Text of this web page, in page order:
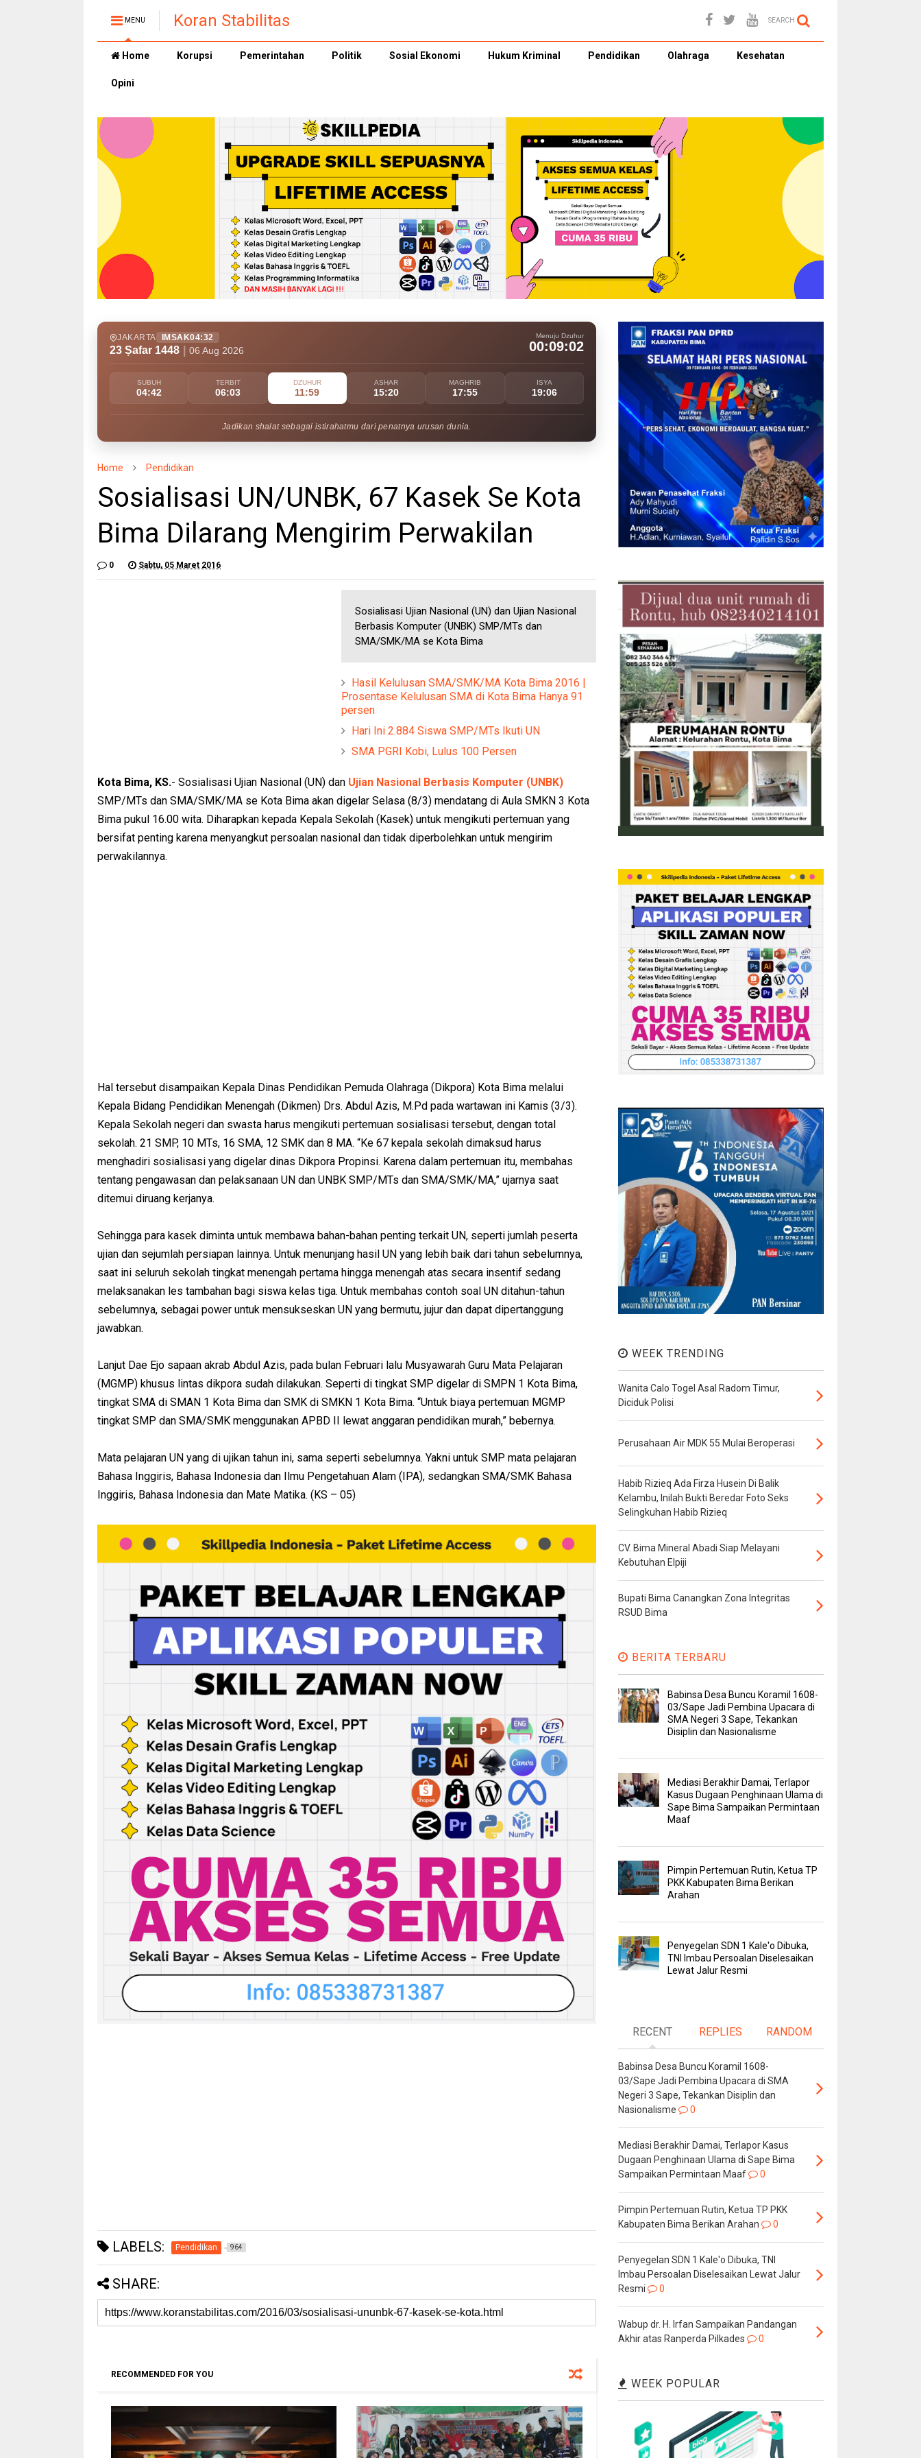
MENU Koran Stabilitas SEARCH
Home Korupsi Pemerintahan Politik Sosial Ekonomi Hukum Kriminal Pendidikan Olahraga Kesehatan
Opini
JAKARTA IMSAK04:32
23 Ṣafar 1448 06 Aug 2026
Menuju Dzuhur
00:09:01
SUBUH
04:42
TERBIT
06:03
DZUHUR
11:59
ASHAR
15:20
MAGHRIB
17:55
ISYA
19:06
Jadikan shalat sebagai istirahatmu dari penatnya urusan dunia.
Home Pendidikan
Sosialisasi UN/UNBK, 67 Kasek Se Kota
Bima Dilarang Mengirim Perwakilan
0 Sabtu, 05 Maret 2016
Sosialisasi Ujian Nasional (UN) dan Ujian Nasional
Berbasis Komputer (UNBK) SMP/MTs dan
SMA/SMK/MA se Kota Bima
Hasil Kelulusan SMA/SMK/MA Kota Bima 2016 |
Prosentase Kelulusan SMA di Kota Bima Hanya 91
persen
Hari Ini 2.884 Siswa SMP/MTs Ikuti UN
SMA PGRI Kobi, Lulus 100 Persen
Kota Bima, KS.- Sosialisasi Ujian Nasional (UN) dan Ujian Nasional Berbasis Komputer (UNBK)
SMP/MTs dan SMA/SMK/MA se Kota Bima akan digelar Selasa (8/3) mendatang di Aula SMKN 3 Kota
Bima pukul 16.00 wita. Diharapkan kepada Kepala Sekolah (Kasek) untuk mengikuti pertemuan yang
bersifat penting karena menyangkut persoalan nasional dan tidak diperbolehkan untuk mengirim
perwakilannya.
Hal tersebut disampaikan Kepala Dinas Pendidikan Pemuda Olahraga (Dikpora) Kota Bima melalui
Kepala Bidang Pendidikan Menengah (Dikmen) Drs. Abdul Azis, M.Pd pada wartawan ini Kamis (3/3).
Kepala Sekolah negeri dan swasta harus mengikuti pertemuan sosialisasi tersebut, dengan total
sekolah. 21 SMP, 10 MTs, 16 SMA, 12 SMK dan 8 MA. “Ke 67 kepala sekolah dimaksud harus
menghadiri sosialisasi yang digelar dinas Dikpora Propinsi. Karena dalam pertemuan itu, membahas
tentang pengawasan dan pelaksanaan UN dan UNBK SMP/MTs dan SMA/SMK/MA,” ujarnya saat
ditemui diruang kerjanya.
Sehingga para kasek diminta untuk membawa bahan-bahan penting terkait UN, seperti jumlah peserta
ujian dan sejumlah persiapan lainnya. Untuk menunjang hasil UN yang lebih baik dari tahun sebelumnya,
saat ini seluruh sekolah tingkat menengah pertama hingga menengah atas secara insentif sedang
melaksanakan les tambahan bagi siswa kelas tiga. Untuk membahas contoh soal UN ditahun-tahun
sebelumnya, sebagai power untuk mensukseskan UN yang bermutu, jujur dan dapat dipertanggung
jawabkan.
Lanjut Dae Ejo sapaan akrab Abdul Azis, pada bulan Februari lalu Musyawarah Guru Mata Pelajaran
(MGMP) khusus lintas dikpora sudah dilakukan. Seperti di tingkat SMP digelar di SMPN 1 Kota Bima,
tingkat SMA di SMAN 1 Kota Bima dan SMK di SMKN 1 Kota Bima. “Untuk biaya pertemuan MGMP
tingkat SMP dan SMA/SMK menggunakan APBD II lewat anggaran pendidikan murah,” bebernya.
Mata pelajaran UN yang di ujikan tahun ini, sama seperti sebelumnya. Yakni untuk SMP mata pelajaran
Bahasa Inggiris, Bahasa Indonesia dan Ilmu Pengetahuan Alam (IPA), sedangkan SMA/SMK Bahasa
Inggiris, Bahasa Indonesia dan Mate Matika. (KS – 05)
LABELS: Pendidikan 964
SHARE:
RECOMMENDED FOR YOU
WEEK TRENDING
Wanita Calo Togel Asal Radom Timur,
Diciduk Polisi
Perusahaan Air MDK 55 Mulai Beroperasi
Habib Rizieq Ada Firza Husein Di Balik
Kelambu, Inilah Bukti Beredar Foto Seks
Selingkuhan Habib Rizieq
CV. Bima Mineral Abadi Siap Melayani
Kebutuhan Elpiji
Bupati Bima Canangkan Zona Integritas
RSUD Bima
BERITA TERBARU
Babinsa Desa Buncu Koramil 1608-
03/Sape Jadi Pembina Upacara di
SMA Negeri 3 Sape, Tekankan
Disiplin dan Nasionalisme
Mediasi Berakhir Damai, Terlapor
Kasus Dugaan Penghinaan Ulama di
Sape Bima Sampaikan Permintaan
Maaf
Pimpin Pertemuan Rutin, Ketua TP
PKK Kabupaten Bima Berikan
Arahan
Penyegelan SDN 1 Kale'o Dibuka,
TNI Imbau Persoalan Diselesaikan
Lewat Jalur Resmi
RECENT REPLIES RANDOM
Babinsa Desa Buncu Koramil 1608-
03/Sape Jadi Pembina Upacara di SMA
Negeri 3 Sape, Tekankan Disiplin dan
Nasionalisme
0
Mediasi Berakhir Damai, Terlapor Kasus
Dugaan Penghinaan Ulama di Sape Bima
Sampaikan Permintaan Maaf
0
Pimpin Pertemuan Rutin, Ketua TP PKK
Kabupaten Bima Berikan Arahan
0
Penyegelan SDN 1 Kale'o Dibuka, TNI
Imbau Persoalan Diselesaikan Lewat Jalur
Resmi
0
Wabup dr. H. Irfan Sampaikan Pandangan
Akhir atas Ranperda Pilkades
0
WEEK POPULAR